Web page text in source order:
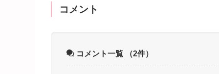
コメント
コメント一覧 （2件）